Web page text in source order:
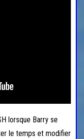
lorsque Barry se
le temps et modifier